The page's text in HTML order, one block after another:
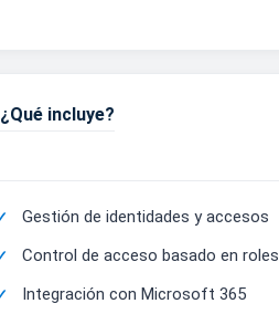
¿Qué incluye?
Gestión de identidades y accesos
Control de acceso basado en roles
Integración con Microsoft 365